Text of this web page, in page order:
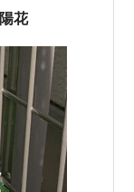
ました。goo
花